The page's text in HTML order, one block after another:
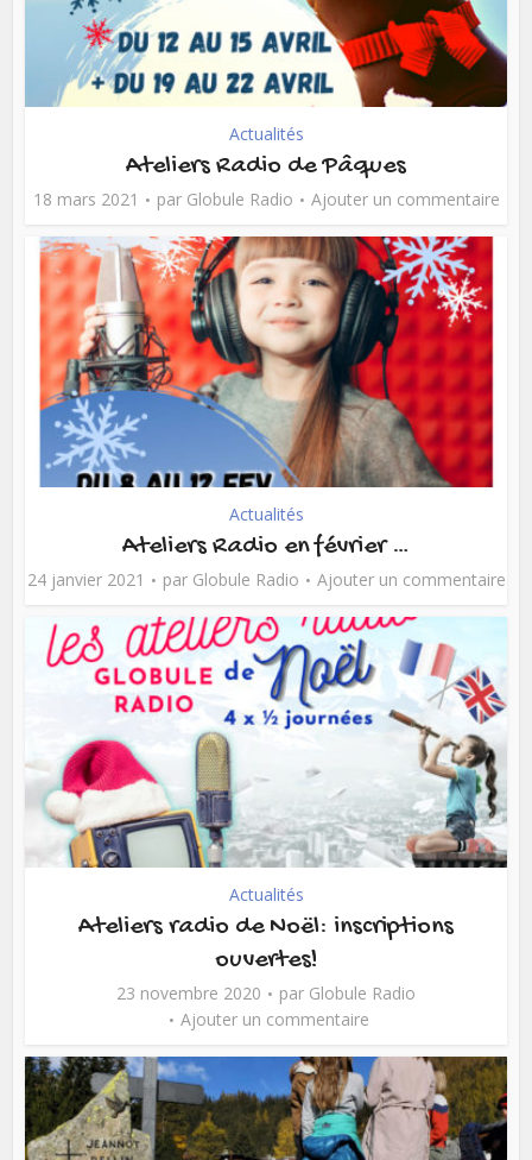
Actualités
Ateliers Radio de Pâques
18 mars 2021 par Globule Radio Ajouter un commentaire
Actualités
Ateliers Radio en février …
24 janvier 2021 par Globule Radio Ajouter un commentaire
Actualités
Ateliers radio de Noël: inscriptions
ouvertes!
23 novembre 2020 par Globule Radio
Ajouter un commentaire